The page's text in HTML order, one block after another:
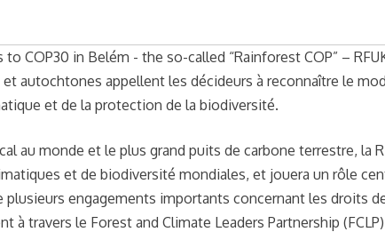
COP30 in Belém - the so-called “Rainforest COP” –
autochtones appellent les décideurs à reconnaître le
et de la protection de la biodiversité.
au monde et le plus grand puits de carbone terrestre, la
et de biodiversité mondiales, et jouera un rôle
plusieurs engagements importants concernant les droits
travers le Forest and Climate Leaders Partnership